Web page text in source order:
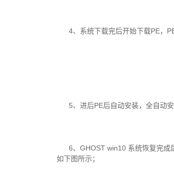
4、系统下载完后开始下载PE，
5、进后PE后自动安装，全自动
6、GHOST win10 系统恢复完成
如下图所示；